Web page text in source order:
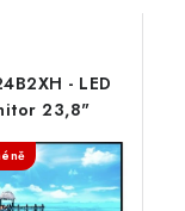
- LED
23,8"